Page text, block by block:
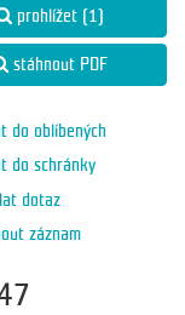
prohlížet (1)
stáhnout PDF
do oblíbených
do schránky
dotaz
záznam